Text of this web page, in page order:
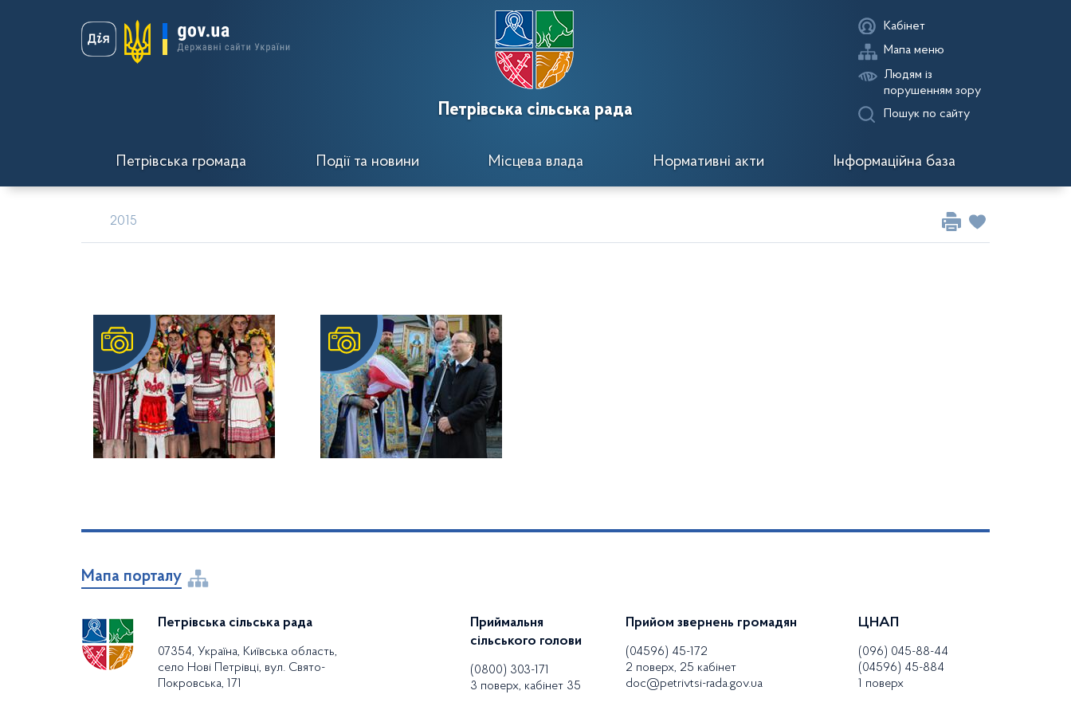
Петрівська сільська рада
Кабінет
Мапа меню
Людям із
порушенням зору
Пошук по сайту
Петрівська громада Події та новини Місцева влада Нормативні акти Інформаційна база
2015
Мапа порталу
Петрівська сільська рада
07354, Україна, Київська область,
село Нові Петрівці, вул. Свято-
Покровська, 171
Приймальня
сільського голови
(0800) 303-171
3 поверх, кабінет 35
Прийом звернень громадян
(04596) 45-172
2 поверх, 25 кабінет
doc@petrivtsi-rada.gov.ua
ЦНАП
(096) 045-88-44
(04596) 45-884
1 поверх